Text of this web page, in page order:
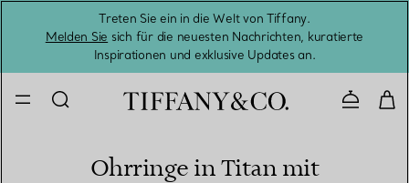
Treten Sie ein in die Welt von Tiffany.
Melden Sie sich für die neuesten Nachrichten, kuratierte
Inspirationen und exklusive Updates an.
Ohrringe in Titan mit